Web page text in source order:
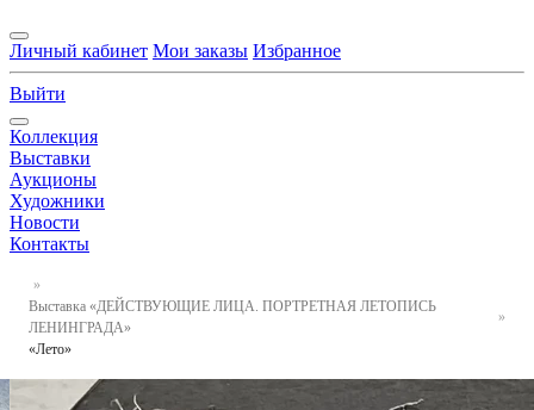
Личный кабинет Мои заказы Избранное
Выйти
Коллекция
Выставки
Аукционы
Художники
Новости
Контакты
Выставка «ДЕЙСТВУЮЩИЕ ЛИЦА. ПОРТРЕТНАЯ ЛЕТОПИСЬ
ЛЕНИНГРАДА»
«Лето»